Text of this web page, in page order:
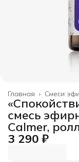
Смеси
Главная ›
cмесь
Calmer,
3 290 ₽